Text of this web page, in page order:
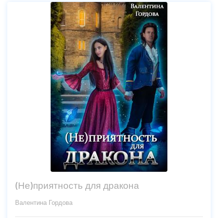
(Не)приятность для дракона
Валентина Гордова